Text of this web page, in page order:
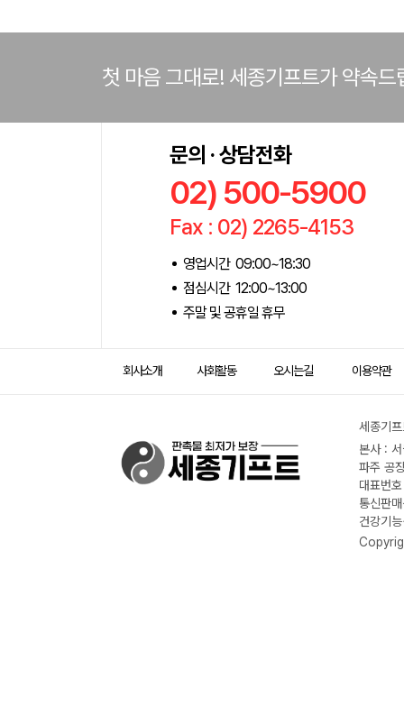
첫 마음 그대로! 세종기프트가 약속드
문의 · 상담전화
02) 500-5900
Fax : 02) 2265-4153
영업시간 09:00~18:30
점심시간 12:00~13:00
주말 및 공휴일 휴무
회사소개 사회활동 오시는길 이용약관
세종기
본사 :
파주 공
대표번
통신판
건강기